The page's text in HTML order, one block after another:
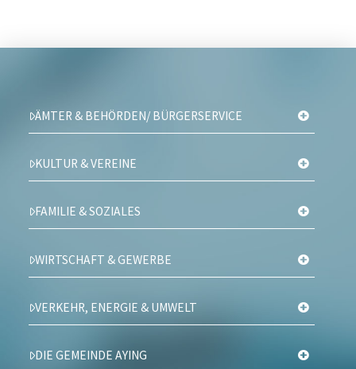
ÄMTER & BEHÖRDEN/ BÜRGERSERVICE
KULTUR & VEREINE
FAMILIE & SOZIALES
WIRTSCHAFT & GEWERBE
VERKEHR, ENERGIE & UMWELT
DIE GEMEINDE AYING